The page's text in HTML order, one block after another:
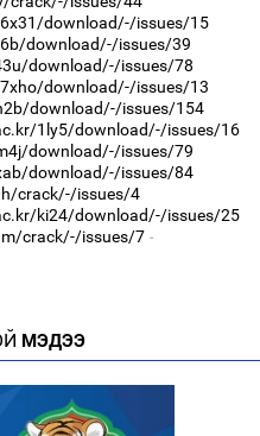
download/-/issues/15
download/-/issues/39
download/-/issues/78
download/-/issues/13
download/-/issues/154
1ly5/download/-/issues/16
download/-/issues/79
download/-/issues/84
crack/-/issues/4
ki24/download/-/issues/25
crack/-/issues/7
МЭДЭЭ